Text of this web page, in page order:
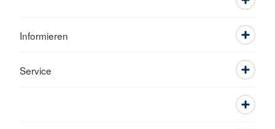
Informieren
Service